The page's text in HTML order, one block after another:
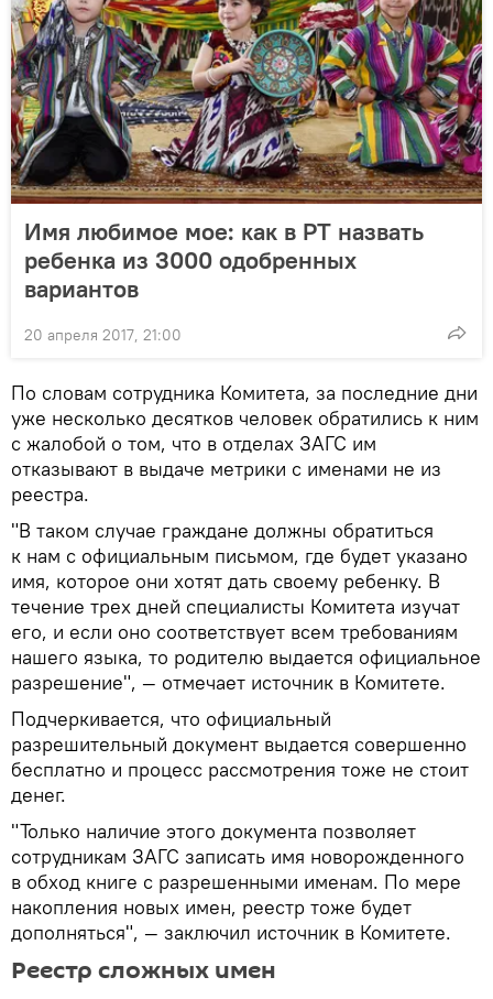
Имя любимое мое: как в РТ назвать
ребенка из 3000 одобренных
вариантов
20 апреля 2017, 21:00
По словам сотрудника Комитета, за последние дни
уже несколько десятков человек обратились к ним
с жалобой о том, что в отделах ЗАГС им
отказывают в выдаче метрики с именами не из
реестра.
"В таком случае граждане должны обратиться
к нам с официальным письмом, где будет указано
имя, которое они хотят дать своему ребенку. В
течение трех дней специалисты Комитета изучат
его, и если оно соответствует всем требованиям
нашего языка, то родителю выдается официальное
разрешение", — отмечает источник в Комитете.
Подчеркивается, что официальный
разрешительный документ выдается совершенно
бесплатно и процесс рассмотрения тоже не стоит
денег.
"Только наличие этого документа позволяет
сотрудникам ЗАГС записать имя новорожденного
в обход книге с разрешенными именам. По мере
накопления новых имен, реестр тоже будет
дополняться", — заключил источник в Комитете.
Реестр сложных имен